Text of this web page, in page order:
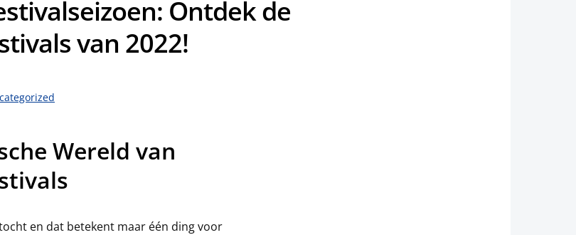
Ontdek de
van 2022!
Wereld van
en dat betekent maar één ding voor